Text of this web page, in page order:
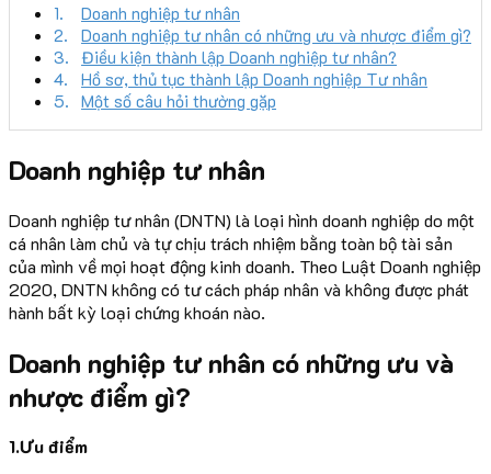
Doanh nghiệp tư nhân
Doanh nghiệp tư nhân có những ưu và nhược điểm gì?
Điều kiện thành lập Doanh nghiệp tư nhân?
Hồ sơ, thủ tục thành lập Doanh nghiệp Tư nhân
Một số câu hỏi thường gặp
Doanh nghiệp tư nhân
Doanh nghiệp tư nhân (DNTN) là loại hình doanh nghiệp do một
cá nhân làm chủ và tự chịu trách nhiệm bằng toàn bộ tài sản
của mình về mọi hoạt động kinh doanh. Theo Luật Doanh nghiệp
2020, DNTN không có tư cách pháp nhân và không được phát
hành bất kỳ loại chứng khoán nào.
Doanh nghiệp tư nhân có những ưu và
nhược điểm gì?
1.Ưu điểm